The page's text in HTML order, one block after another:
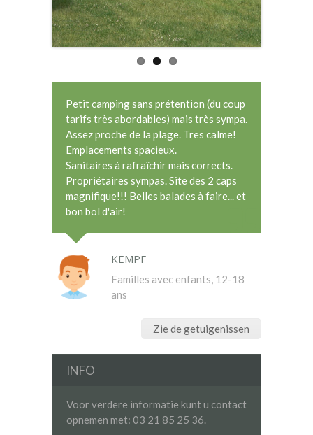
Petit camping sans prétention (du coup
tarifs très abordables) mais très sympa.
Assez proche de la plage. Tres calme!
Emplacements spacieux.
Sanitaires à rafraîchir mais corrects.
Propriétaires sympas. Site des 2 caps
magnifique!!! Belles balades à faire... et
bon bol d'air!
KEMPF
Familles avec enfants, 12-18
ans
Zie de getuigenissen
INFO
Voor verdere informatie kunt u contact
opnemen met: 03 21 85 25 36.